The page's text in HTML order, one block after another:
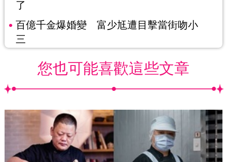
了
百億千金爆婚變 富少尪遭目擊當街吻小
三
您也可能喜歡這些文章